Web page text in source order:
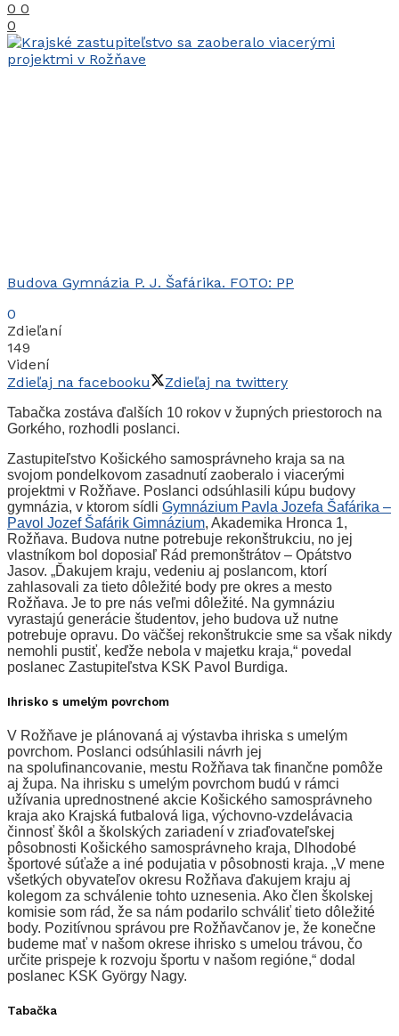
0 0
0
Budova Gymnázia P. J. Šafárika. FOTO: PP
0
Zdieľaní
149
Videní
Zdieľaj na facebooku
Zdieľaj na twittery
Tabačka zostáva ďalších 10 rokov v župných priestoroch na
Gorkého, rozhodli poslanci.
Zastupiteľstvo Košického samosprávneho kraja sa na
svojom pondelkovom zasadnutí zaoberalo i viacerými
projektmi v Rožňave. Poslanci odsúhlasili kúpu budovy
gymnázia, v ktorom sídli Gymnázium Pavla Jozefa Šafárika –
Pavol Jozef Šafárik Gimnázium, Akademika Hronca 1,
Rožňava. Budova nutne potrebuje rekonštrukciu, no jej
vlastníkom bol doposiaľ Rád premonštrátov – Opátstvo
Jasov. „Ďakujem kraju, vedeniu aj poslancom, ktorí
zahlasovali za tieto dôležité body pre okres a mesto
Rožňava. Je to pre nás veľmi dôležité. Na gymnáziu
vyrastajú generácie študentov, jeho budova už nutne
potrebuje opravu. Do väčšej rekonštrukcie sme sa však nikdy
nemohli pustiť, keďže nebola v majetku kraja,“ povedal
poslanec Zastupiteľstva KSK Pavol Burdiga.
Ihrisko s umelým povrchom
V Rožňave je plánovaná aj výstavba ihriska s umelým
povrchom. Poslanci odsúhlasili návrh jej
na spolufinancovanie, mestu Rožňava tak finančne pomôže
aj župa. Na ihrisku s umelým povrchom budú v rámci
užívania uprednostnené akcie Košického samosprávneho
kraja ako Krajská futbalová liga, výchovno-vzdelávacia
činnosť škôl a školských zariadení v zriaďovateľskej
pôsobnosti Košického samosprávneho kraja, Dlhodobé
športové súťaže a iné podujatia v pôsobnosti kraja. „V mene
všetkých obyvateľov okresu Rožňava ďakujem kraju aj
kolegom za schválenie tohto uznesenia. Ako člen školskej
komisie som rád, že sa nám podarilo schváliť tieto dôležité
body. Pozitívnou správou pre Rožňavčanov je, že konečne
budeme mať v našom okrese ihrisko s umelou trávou, čo
určite prispeje k rozvoju športu v našom regióne,“ dodal
poslanec KSK György Nagy.
Tabačka